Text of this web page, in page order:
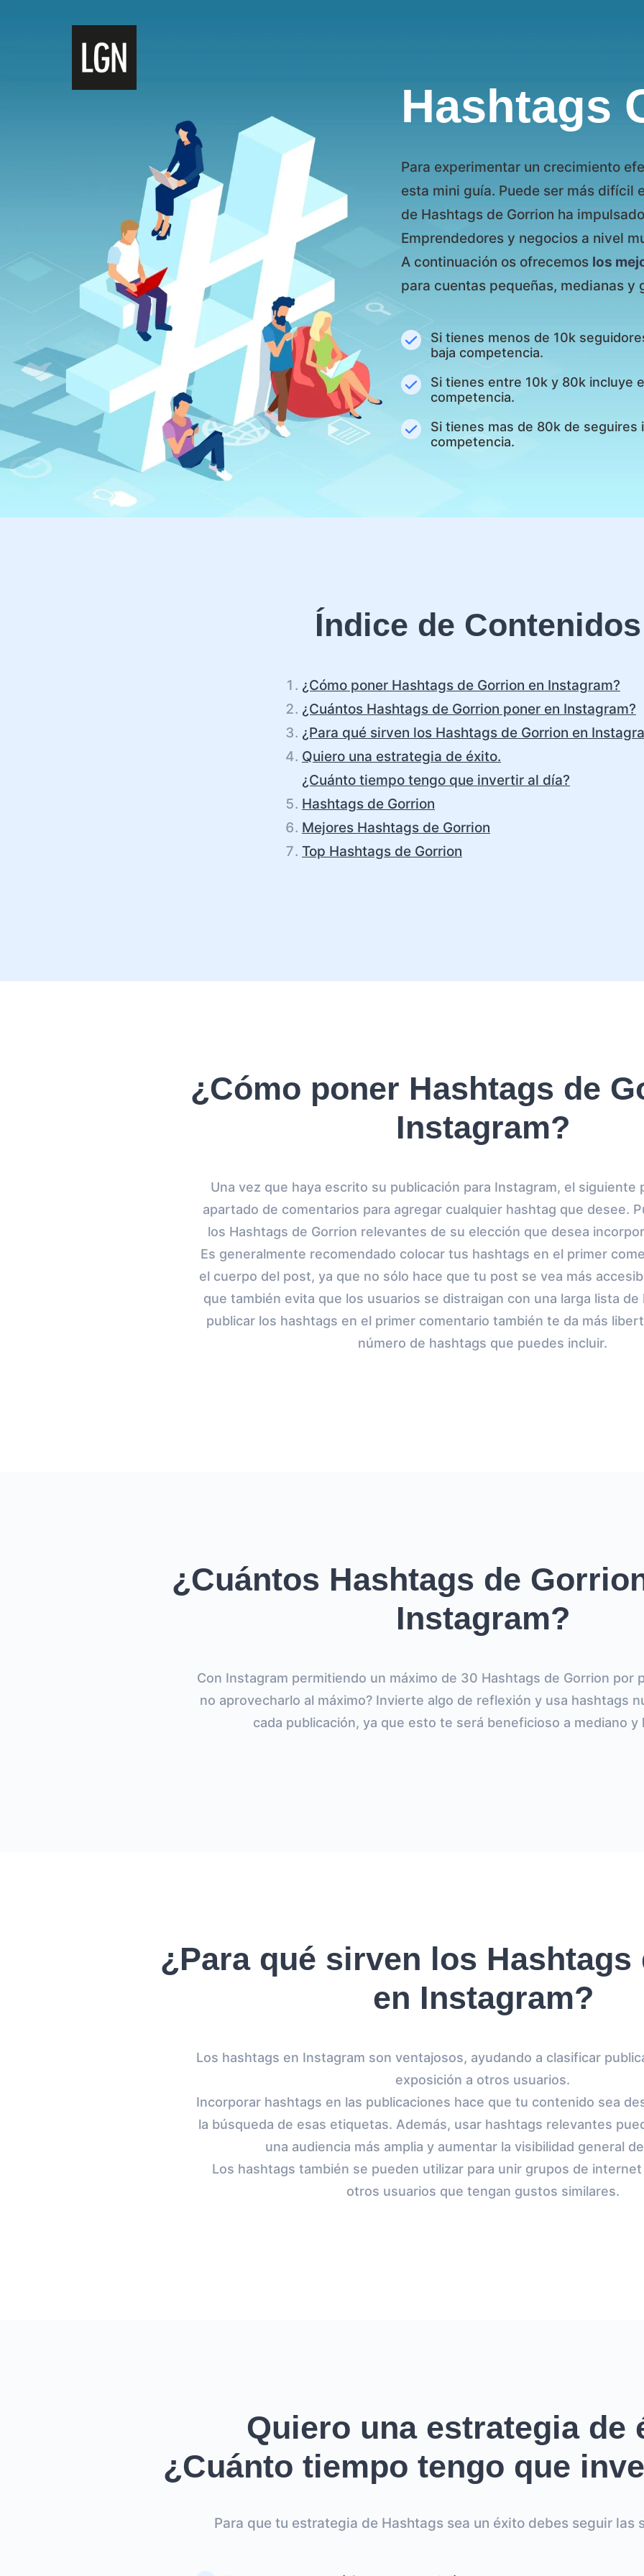
Hashtags
Para experimentar un crecimiento
esta mini guía. Puede ser más difícil
de Hashtags de Gorrion ha
Emprendedores y negocios a nivel
A continuación os ofrecemos los
para cuentas pequeñas, medianas y
Si tienes menos de 10k
baja competencia.
Si tienes entre 10k y 80k incluye
competencia.
Si tienes mas de 80k de seguires
competencia.
Índice de
¿Cómo poner Hashtags de Gorrion en Instagram?
¿Cuántos Hashtags de Gorrion poner en Instagram?
¿Para qué sirven los Hashtags de Gorrion en
Quiero una estrategia de éxito.
¿Cuánto tiempo tengo que invertir al día?
Hashtags de Gorrion
Mejores Hashtags de Gorrion
Top Hashtags de Gorrion
¿Cómo poner Hashtags de
Instagram?
Una vez que haya escrito su publicación para Instagram, el siguiente
apartado de comentarios para agregar cualquier hashtag que desee.
los Hashtags de Gorrion relevantes de su elección que desea
Es generalmente recomendado colocar tus hashtags en el primer
el cuerpo del post, ya que no sólo hace que tu post se vea más
que también evita que los usuarios se distraigan con una larga lista
publicar los hashtags en el primer comentario también te da más
número de hashtags que puedes incluir.
¿Cuántos Hashtags de
Instagram?
Con Instagram permitiendo un máximo de 30 Hashtags de Gorrion por
no aprovecharlo al máximo? Invierte algo de reflexión y usa hashtags
cada publicación, ya que esto te será beneficioso a mediano y
¿Para qué sirven los Hashtags
en Instagram?
Los hashtags en Instagram son ventajosos, ayudando a clasificar
exposición a otros usuarios.
Incorporar hashtags en las publicaciones hace que tu contenido sea
la búsqueda de esas etiquetas. Además, usar hashtags relevantes
una audiencia más amplia y aumentar la visibilidad general
Los hashtags también se pueden utilizar para unir grupos de
otros usuarios que tengan gustos similares.
Quiero una estrategia de
¿Cuánto tiempo tengo que
Para que tu estrategia de Hashtags sea un éxito debes seguir las